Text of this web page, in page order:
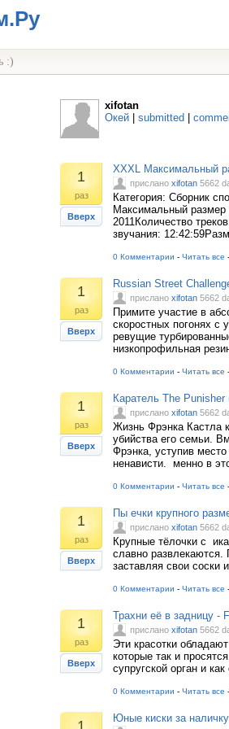
:)
xifotan
Окей
submitted
1
раз
Вверх
XXXL Максимальный
прислано xifotan 5662
Категория: Сборник
Максимальный размер
2011Количество
звучания:
0 Комментарии - Читать все -
1
раз
Вверх
Russian Street
прислано xifotan 5662
Примите участие в
скоростных погонях
ревущие
низкопрофильная
0 Комментарии - Читать все -
1
раз
Вверх
Каратель The
прислано xifotan 5662
Жизнь Фрэнка Кастла
убийства его семьи.
Фрэнка, уступив
ненависти. менно в
0 Комментарии - Читать все -
1
раз
Вверх
Пы ечки крупного
прислано xifotan 5662
Крупные тёлочки с
славно развлекаются.
заставляя свои соски
0 Комментарии - Читать все -
1
раз
Вверх
Трахни её в задницу -
прислано xifotan 5662
Эти красотки
которые так и
супругской орган и
0 Комментарии - Читать все -
1 Юные киски за